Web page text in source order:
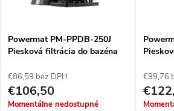
o
v
v
Powermat PM-PPDB-250J
Piesková filtrácia do bazéna
€86,59 bez DPH
€106,50
Momentálne nedostupné
€99,76